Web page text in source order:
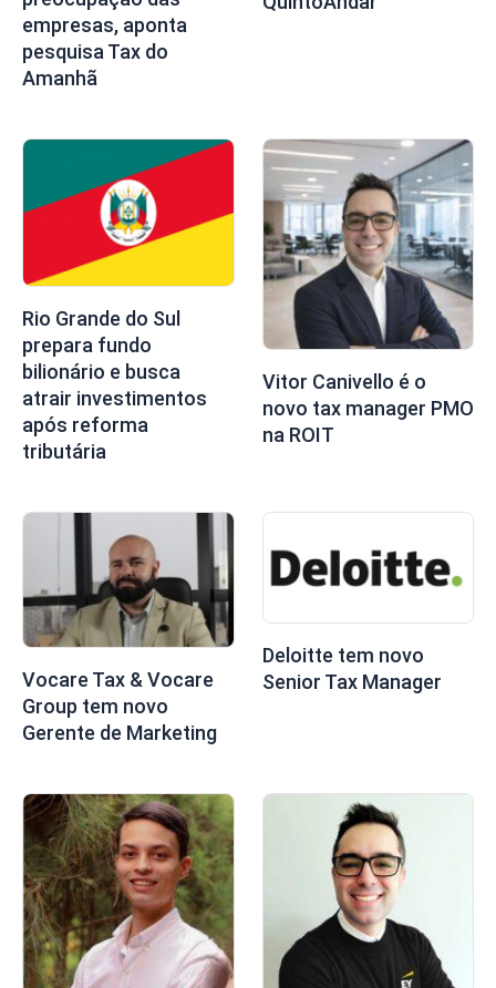
empresas, aponta
pesquisa Tax do
Amanhã
Rio Grande do Sul
prepara fundo
bilionário e busca
atrair investimentos
após reforma
tributária
Vitor Canivello é o
novo tax manager PMO
na ROIT
Vocare Tax & Vocare
Group tem novo
Gerente de Marketing
Deloitte tem novo
Senior Tax Manager